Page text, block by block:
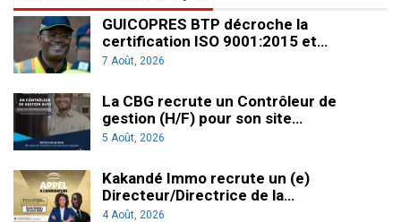
GUICOPRES BTP décroche la
certification ISO 9001:2015 et…
7 Août, 2026
La CBG recrute un Contrôleur de
gestion (H/F) pour son site…
5 Août, 2026
Kakandé Immo recrute un (e)
Directeur/Directrice de la…
4 Août, 2026